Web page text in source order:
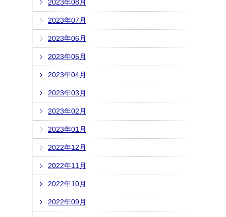
2023年08月
2023年07月
2023年06月
2023年05月
2023年04月
2023年03月
2023年02月
2023年01月
2022年12月
2022年11月
2022年10月
2022年09月